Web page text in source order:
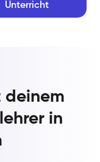
Unterricht
deinem
in